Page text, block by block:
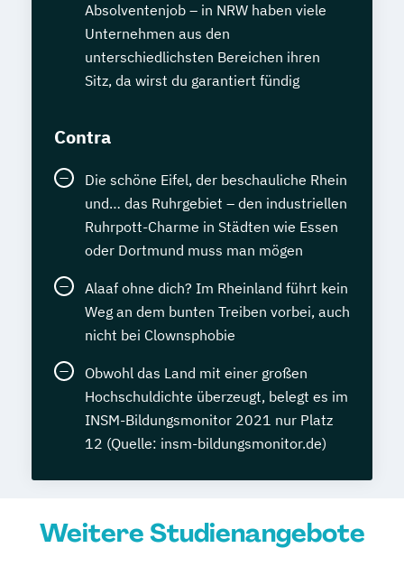
Absolventenjob – in NRW haben viele
Unternehmen aus den
unterschiedlichsten Bereichen ihren
Sitz, da wirst du garantiert fündig
Contra
Die schöne Eifel, der beschauliche Rhein
und… das Ruhrgebiet – den industriellen
Ruhrpott-Charme in Städten wie Essen
oder Dortmund muss man mögen
Alaaf ohne dich? Im Rheinland führt kein
Weg an dem bunten Treiben vorbei, auch
nicht bei Clownsphobie
Obwohl das Land mit einer großen
Hochschuldichte überzeugt, belegt es im
INSM-Bildungsmonitor 2021 nur Platz
12 (Quelle: insm-bildungsmonitor.de)
Weitere Studienangebote